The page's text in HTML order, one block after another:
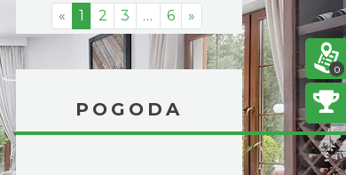
« 1 2 3 … 6 »
POGODA
0